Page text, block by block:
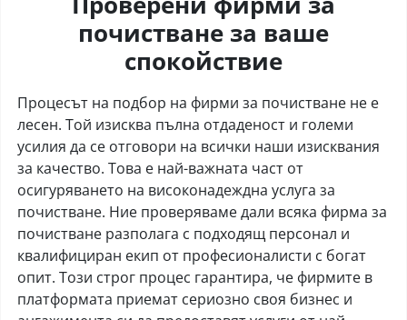
почистване за ваше
спокойствие
Процесът на подбор на фирми за почистване не е
лесен. Той изисква пълна отдаденост и големи
усилия да се отговори на всички наши изисквания
за качество. Това е най-важната част от
осигуряването на високонадеждна услуга за
почистване. Ние проверяваме дали всяка фирма за
почистване разполага с подходящ персонал и
квалифициран екип от професионалисти с богат
опит. Този строг процес гарантира, че фирмите в
платформата приемат сериозно своя бизнес и